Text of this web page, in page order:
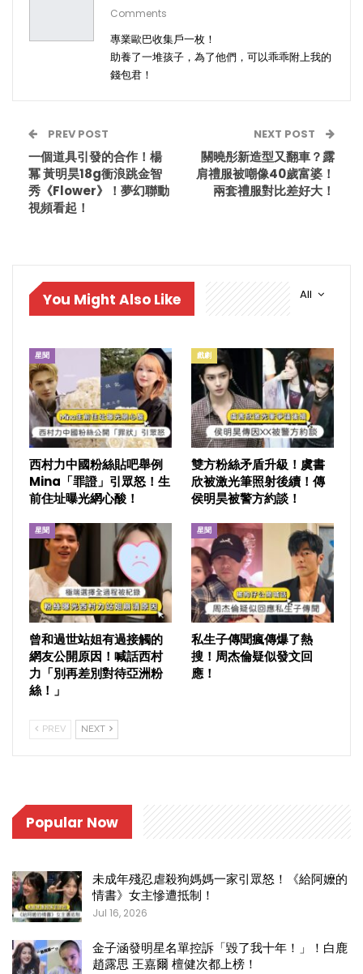
Comments
專業歐巴收集戶一枚！
助養了一堆孩子，為了他們，可以乖乖附上我的
錢包君！
PREV POST
一個道具引發的合作！楊
冪 黃明昊18g衝浪跳金智
秀《Flower》！夢幻聯動
視頻看起！
NEXT POST
關曉彤新造型又翻車？露
肩禮服被嘲像40歲富婆！
兩套禮服對比差好大！
All
You Might Also Like
星聞
西村力中國粉絲貼吧舉例
Mina「罪證」引眾怒！生
前住址曝光網心酸！
戲劇
雙方粉絲矛盾升級！虞書
欣被激光筆照射後續！傳
侯明昊被警方約談！
星聞
曾和過世站姐有過接觸的
網友公開原因！喊話西村
力「別再差別對待亞洲粉
絲！」
星聞
私生子傳聞瘋傳爆了熱
搜！周杰倫疑似發文回
應！
PREV NEXT
Popular Now
未成年殘忍虐殺狗媽媽一家引眾怒！《給阿嬤的
情書》女主慘遭抵制！
Jul 16, 2026
金子涵發明星名單控訴「毀了我十年！」！白鹿
趙露思 王嘉爾 檀健次都上榜！